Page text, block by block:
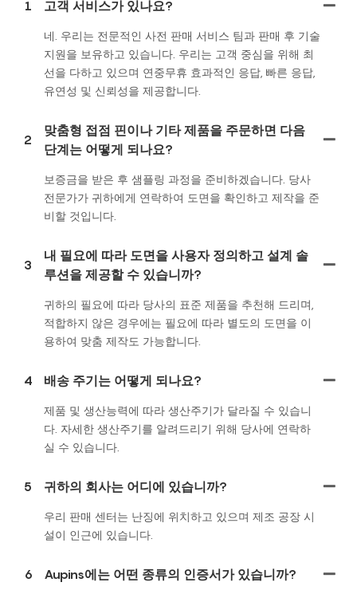
1 고객 서비스가 있나요?
네. 우리는 전문적인 사전 판매 서비스 팀과 판매 후 기술
지원을 보유하고 있습니다. 우리는 고객 중심을 위해 최
선을 다하고 있으며 연중무휴 효과적인 응답, 빠른 응답,
유연성 및 신뢰성을 제공합니다.
2
맞춤형 접점 핀이나 기타 제품을 주문하면 다음
단계는 어떻게 되나요?
보증금을 받은 후 샘플링 과정을 준비하겠습니다. 당사
전문가가 귀하에게 연락하여 도면을 확인하고 제작을 준
비할 것입니다.
3
내 필요에 따라 도면을 사용자 정의하고 설계 솔
루션을 제공할 수 있습니까?
귀하의 필요에 따라 당사의 표준 제품을 추천해 드리며,
적합하지 않은 경우에는 필요에 따라 별도의 도면을 이
용하여 맞춤 제작도 가능합니다.
4 배송 주기는 어떻게 되나요?
제품 및 생산능력에 따라 생산주기가 달라질 수 있습니
다. 자세한 생산주기를 알려드리기 위해 당사에 연락하
실 수 있습니다.
5 귀하의 회사는 어디에 있습니까?
우리 판매 센터는 난징에 위치하고 있으며 제조 공장 시
설이 인근에 있습니다.
6 Aupins에는 어떤 종류의 인증서가 있습니까?